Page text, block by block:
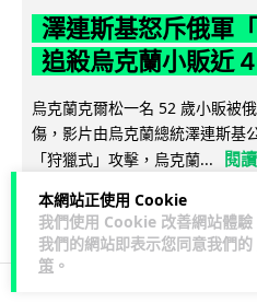
本網站正使用 Cookie
我們使用 Cookie 改善網站體驗
我們的網站即表示您同意我們的
策 。
澤連斯基怒斥俄軍
追殺烏克蘭小販近
烏克蘭克爾松一名 52 歲小販被
傷，影片由烏克蘭總統澤連斯基
「狩獵式」攻擊，烏克蘭...
閱
126 41 ↗ 分享